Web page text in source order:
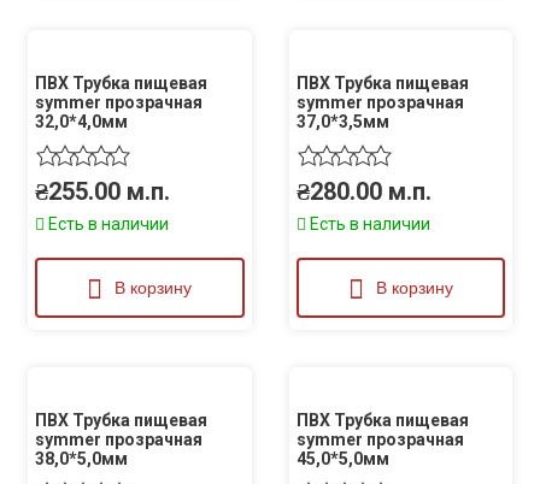
ПВХ Трубка пищевая
symmer прозрачная
32,0*4,0мм
₴255.00 м.п.
Есть в наличии
В корзину
ПВХ Трубка пищевая
symmer прозрачная
37,0*3,5мм
₴280.00 м.п.
Есть в наличии
В корзину
ПВХ Трубка пищевая
symmer прозрачная
38,0*5,0мм
ПВХ Трубка пищевая
symmer прозрачная
45,0*5,0мм